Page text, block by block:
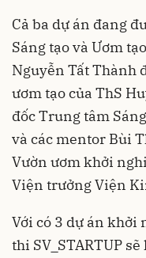
Cả ba dự án đang
Sáng tạo và Ươm
Nguyễn Tất Thành
ươm tạo của ThS
đốc Trung tâm
và các mentor Bùi
Vườn ươm khởi
Viện trưởng Viện
Với có 3 dự án khởi
thi SV_STARTUP